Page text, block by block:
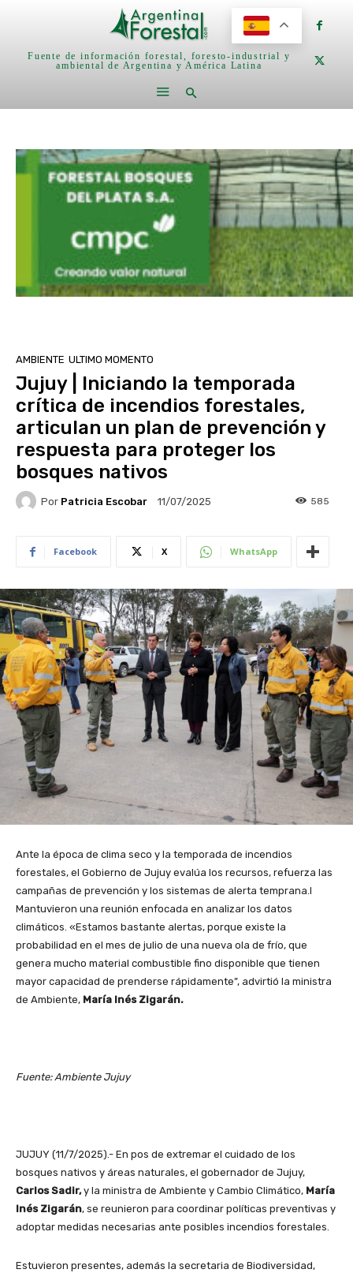
Fuente de información forestal, foresto-industrial y
ambiental de Argentina y América Latina
AMBIENTE ULTIMO MOMENTO
Jujuy | Iniciando la temporada
crítica de incendios forestales,
articulan un plan de prevención y
respuesta para proteger los
bosques nativos
Por Patricia Escobar 11/07/2025 585
Facebook X WhatsApp
Ante la época de clima seco y la temporada de incendios
forestales, el Gobierno de Jujuy evalúa los recursos, refuerza las
campañas de prevención y los sistemas de alerta temprana.l
Mantuvieron una reunión enfocada en analizar los datos
climáticos. «Estamos bastante alertas, porque existe la
probabilidad en el mes de julio de una nueva ola de frío, que
genera mucho material combustible fino disponible que tienen
mayor capacidad de prenderse rápidamente”, advirtió la ministra
de Ambiente, María Inés Zigarán.
Fuente: Ambiente Jujuy
JUJUY (11/7/2025).- En pos de extremar el cuidado de los
bosques nativos y áreas naturales, el gobernador de Jujuy,
Carlos Sadir,y la ministra de Ambiente y Cambio Climático, María
Inés Zigarán, se reunieron para coordinar políticas preventivas y
adoptar medidas necesarias ante posibles incendios forestales.
Estuvieron presentes, además la secretaria de Biodiversidad,